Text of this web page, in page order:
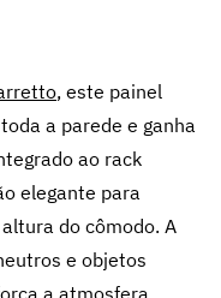
, este painel
a parede e ganha
ao rack
elegante para
do cômodo. A
e objetos